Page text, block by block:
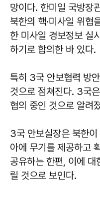
망이다. 한미일 국방장
북한의 핵·미사일 위협
한 미사일 경보정보 실
하기로 합의한 바 있다.
특히 3국 안보협력 방
것으로 점쳐진다. 3국
협의 중인 것으로 알려
3국 안보실장은 북한이
아에 무기를 제공하고
공유하는 한편, 이에
릴 것으로 보인다.